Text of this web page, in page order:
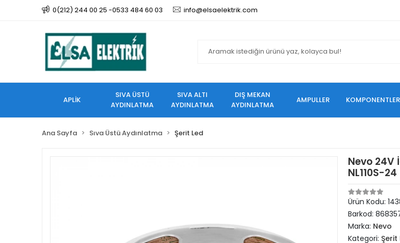
0(212) 244 00 25 -0533 484 60 03 info@elsaelektrik.com
APLİK
SIVA ÜSTÜ
AYDINLATMA
SIVA ALTI
AYDINLATMA
DIŞ MEKAN
AYDINLATMA
AMPULLER KOMPONENTLER
Ana Sayfa Sıva Üstü Aydınlatma Şerit Led
Nevo 24V
NL110S-24
Ürün Kodu:
Barkod:
Marka: Nevo
Kategori: Şerit